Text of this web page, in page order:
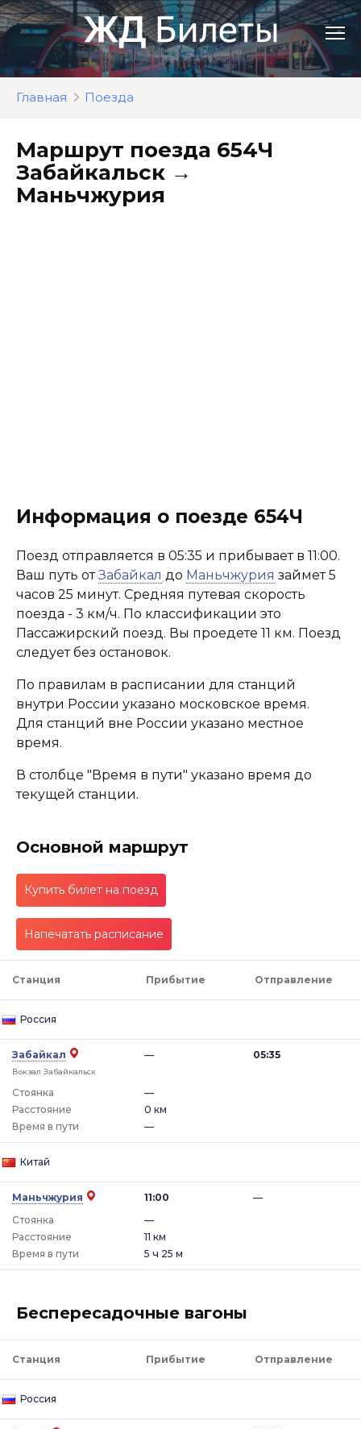
Перейти
к
контенту
Главная Поезда
Маршрут поезда 654Ч
Забайкальск →
Маньчжурия
Информация о поезде 654Ч
Поезд отправляется в 05:35 и прибывает в 11:00.
Ваш путь отЗабайкал до Маньчжурия займет 5
часов 25 минут. Средняя путевая скорость
поезда - 3 км/ч. По классификации это
Пассажирский поезд. Вы проедете 11 км. Поезд
следует без остановок.
По правилам в расписании для станций
внутри России указано московское время.
Для станций вне России указано местное
время.
В столбце "Время в пути" указано время до
текущей станции.
Основной маршрут
Купить билет на поезд
Напечатать расписание
Станция Прибытие Отправление
Россия
Забайкал
Вокзал Забайкальск
—
Стоянка —
05:35
Расстояние
0 км
Время в пути
—
Китай
Маньчжурия
11:00
Стоянка
—
—
Расстояние
11 км
Время в пути
5 ч 25 м
Беспересадочные вагоны
Станция Прибытие Отправление
Россия